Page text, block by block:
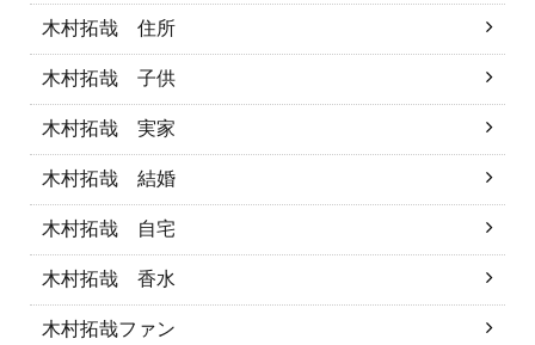
木村拓哉 住所
木村拓哉 子供
木村拓哉 実家
木村拓哉 結婚
木村拓哉 自宅
木村拓哉 香水
木村拓哉ファン